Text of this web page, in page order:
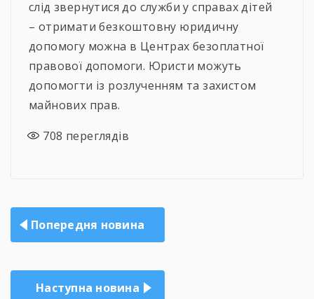
слід звернутися до служби у справах дітей
– отримати безкоштовну юридичну
допомогу можна в Центрах безоплатної
правової допомоги. Юристи можуть
допомогти із розлученням та захистом
майнових прав.
708 переглядів
Навігація
записів
Попередня новина
Наступна новина